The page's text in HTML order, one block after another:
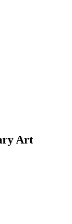
Art